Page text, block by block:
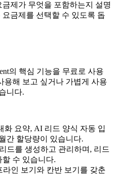
제가 무엇을 포함하는지 설명
금제를 선택할 수 있도록 돕
의 핵심 기능을 무료로 사용
용해 보고 싶거나 가볍게 사용
니다.
화 요약, AI 리드 양식 자동 입
간 할당량이 있습니다.
드를 생성하고 관리하며, 리드
수 있습니다.
라인 보기와 칸반 보기를 갖춘